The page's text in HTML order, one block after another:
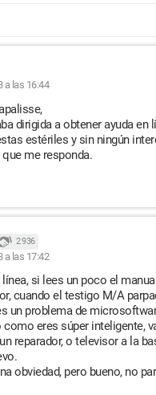
a las 16:44
dirigida a obtener ayuda en
estériles y sin ningún
me responda.
2 936
a las 17:42
si lees un poco el
cuando el testigo M/A
un problema de
eres súper inteligente,
reparador, o televisor a la
obviedad, pero bueno, no